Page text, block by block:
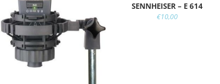
SENNHEISER – E 614
€10,00